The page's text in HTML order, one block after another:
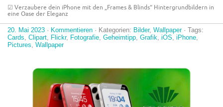
☑︎ Verzaubere dein iPhone mit den „Frames & Blinds“ Hintergrundbildern in
eine Oase der Eleganz
20. Mai 2023 · Kommentieren · Kategorien: Bilder, Wallpaper· Tags:
Cards Clipart Flickr, Fotografie Geheimtipp Grafik iOS iPhone
Pictures Wallpaper